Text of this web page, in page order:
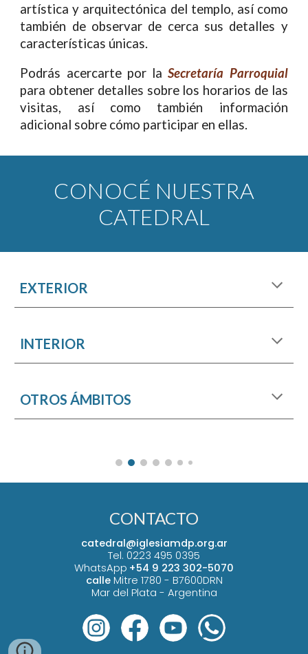
artística y arquitectónica del templo, así como
también de observar de cerca sus detalles y
características únicas.
Podrás acercarte por laSecretaría Parroquial
para obtener detalles sobre los horarios de las
visitas, así como también información
adicional sobre cómo participar en ellas.
CONOCÉ NUESTRA
CATEDRAL
EXTERIOR
INTERIOR
OTROS ÁMBITOS
CONTACTO
catedral@iglesiamdp.org.ar
Tel. 0223 495 0395
WhatsApp +54 9 223 302-5070
calle Mitre 1780 - B7600DRN
Mar del Plata - Argentina